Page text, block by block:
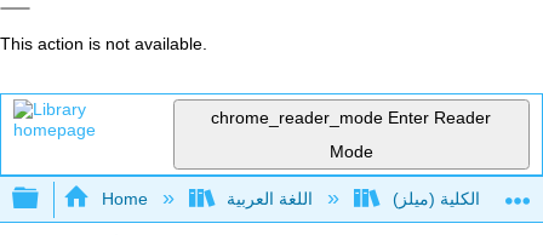
This action is not available.
chrome_reader_mode Enter Reader
Mode
Expand/collapse global hierarchy
Home